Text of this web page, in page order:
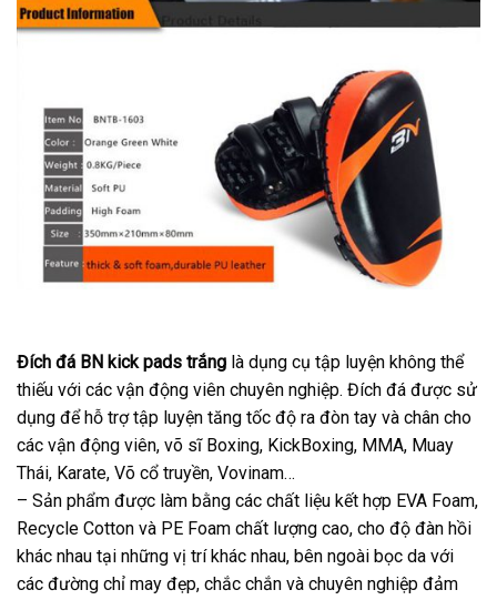
Đích đá BN kick pads trắng là dụng cụ tập luyện không thể
thiếu với các vận động viên chuyên nghiệp. Đích đá được sử
dụng để hỗ trợ tập luyện tăng tốc độ ra đòn tay và chân cho
các vận động viên, võ sĩ Boxing, KickBoxing, MMA, Muay
Thái, Karate, Võ cổ truyền, Vovinam…
– Sản phẩm được làm bằng các chất liệu kết hợp EVA Foam,
Recycle Cotton và PE Foam chất lượng cao, cho độ đàn hồi
khác nhau tại những vị trí khác nhau, bên ngoài bọc da với
các đường chỉ may đẹp, chắc chắn và chuyên nghiệp đảm